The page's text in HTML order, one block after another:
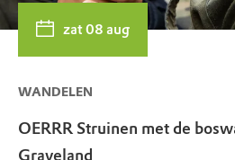
zat 08 aug
WANDELEN
OERRR Struinen met de
Graveland